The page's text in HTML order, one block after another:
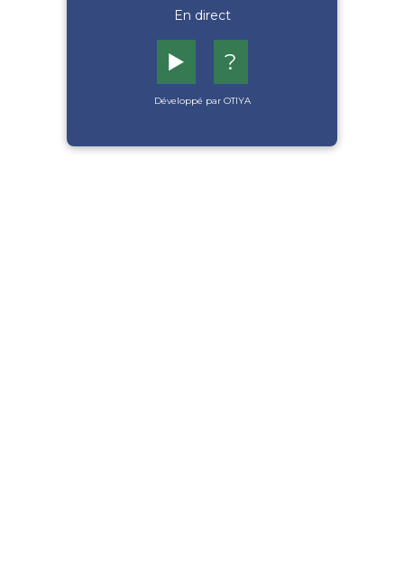
En direct
▶️ ?
Développé par OTIYA